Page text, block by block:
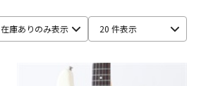
在庫ありのみ表示 20 件表示